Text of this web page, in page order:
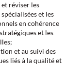
réviser les
et les
en cohérence
et les
et au suivi des
liés à la qualité et